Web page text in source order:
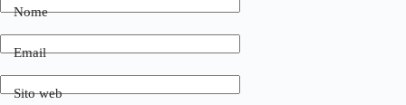
Nome
Email
Sito web